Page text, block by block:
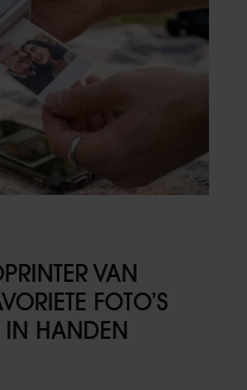
VAN
FOTO’S
IN HANDEN